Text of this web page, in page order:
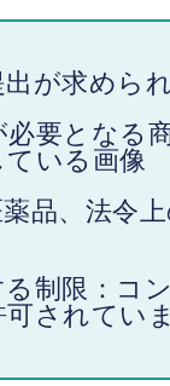
が求めら
要となる
いる画像
品、法令
制限：コ
可されてい